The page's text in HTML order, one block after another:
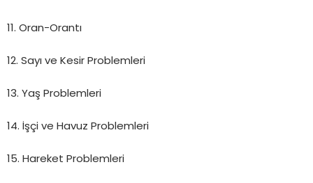
11. Oran-Orantı
12. Sayı ve Kesir Problemleri
13. Yaş Problemleri
14. İşçi ve Havuz Problemleri
15. Hareket Problemleri